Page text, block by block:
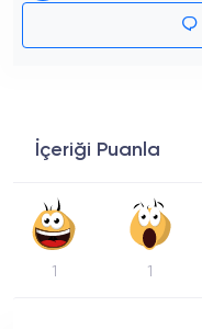
İçeriği Puanla
1 1